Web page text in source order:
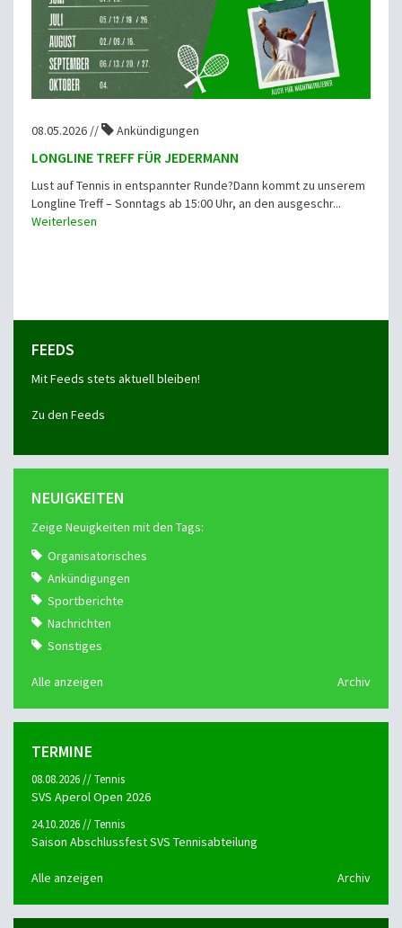
08.05.2026 // Ankündigungen
LONGLINE TREFF FÜR JEDERMANN
Lust auf Tennis in entspannter Runde?Dann kommt zu unserem
Longline Treff – Sonntags ab 15:00 Uhr, an den ausgeschr...
Weiterlesen
FEEDS
Mit Feeds stets aktuell bleiben!
Zu den Feeds
NEUIGKEITEN
Zeige Neuigkeiten mit den Tags:
Organisatorisches
Ankündigungen
Sportberichte
Nachrichten
Sonstiges
Alle anzeigen Archiv
TERMINE
08.08.2026 // Tennis
SVS Aperol Open 2026
24.10.2026 // Tennis
Saison Abschlussfest SVS Tennisabteilung
Alle anzeigen Archiv